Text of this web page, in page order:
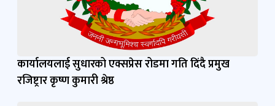
कार्यालयलाई सुधारको एक्सप्रेस रोडमा गति दिंदै प्रमुख
रजिष्ट्रार कृष्ण कुमारी श्रेष्ठ